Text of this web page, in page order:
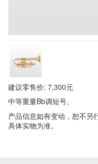
建议零售价: 7,300元
中等重量Bb调短号。
产品信息如有变动，恕不另
具体实物为准。